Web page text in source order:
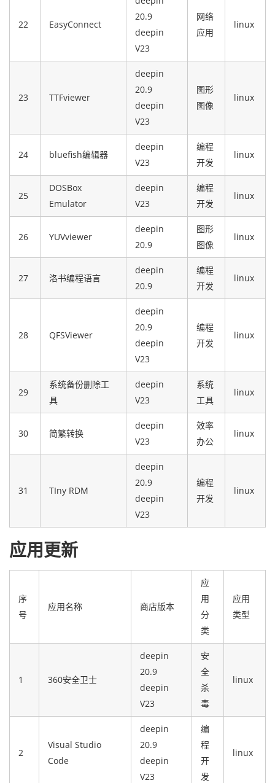
22 EasyConnect
20.9
deepin
V23
网络
应用
linux
23 TTFviewer
deepin
20.9
deepin
V23
图形
图像
linux
24 bluefish编辑器
deepin
V23
编程
开发
linux
25
DOSBox
Emulator
deepin
V23
编程
开发
linux
26 YUVviewer
deepin
20.9
图形
图像
linux
27 洛书编程语言
deepin
20.9
编程
开发
linux
28 QFSViewer
deepin
20.9
deepin
V23
编程
开发
linux
29
系统备份删除工
具
deepin
V23
系统
工具
linux
30 简繁转换
deepin
V23
效率
办公
linux
31 TIny RDM
deepin
20.9
deepin
V23
编程
开发
linux
应用更新
序
号
应用名称 商店版本
应
用
分
类
应用
类型
1 360安全卫士
deepin
20.9
deepin
V23
安
全
杀
毒
linux
2
Visual Studio
Code
deepin
20.9
deepin
V23
编
程
开
发
linux